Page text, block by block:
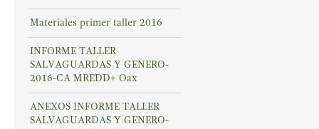
Materiales primer taller 2016
INFORME TALLER
SALVAGUARDAS Y GENERO-
2016-CA MREDD+ Oax
ANEXOS INFORME TALLER
SALVAGUARDAS Y GENERO-